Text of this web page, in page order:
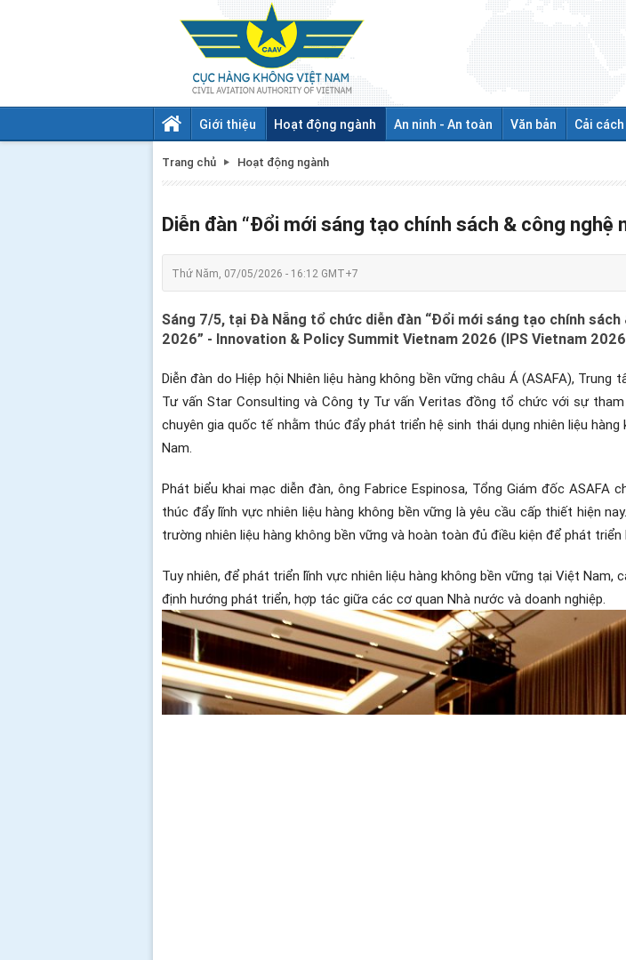
Giới thiệu Hoạt động ngành An ninh - An toàn Văn bản Cải
Trang chủ Hoạt động ngành
Diễn đàn “Đổi mới sáng tạo chính sách & công nghệ
Thứ Năm, 07/05/2026 - 16:12 GMT+7
Sáng 7/5, tại Đà Nẵng tổ chức diễn đàn “Đổi mới sáng tạo chính
2026” - Innovation & Policy Summit Vietnam 2026 (IPS Vietnam
Diễn đàn do Hiệp hội Nhiên liệu hàng không bền vững châu Á (ASAFA),
Tư vấn Star Consulting và Công ty Tư vấn Veritas đồng tổ chức với sự
chuyên gia quốc tế nhằm thúc đẩy phát triển hệ sinh thái dụng nhiên liệu
Nam.
Phát biểu khai mạc diễn đàn, ông Fabrice Espinosa, Tổng Giám đốc
thúc đẩy lĩnh vực nhiên liệu hàng không bền vững là yêu cầu cấp thiết hiện
trường nhiên liệu hàng không bền vững và hoàn toàn đủ điều kiện để phát triển
Tuy nhiên, để phát triển lĩnh vực nhiên liệu hàng không bền vững tại Việt
định hướng phát triển, hợp tác giữa các cơ quan Nhà nước và doanh nghiệp.